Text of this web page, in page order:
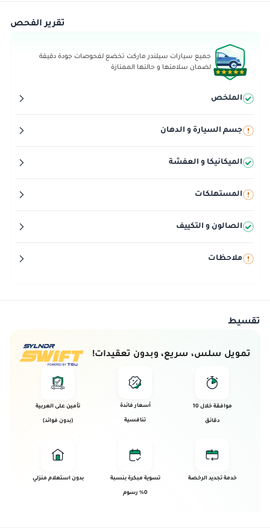
تقرير الفحص
جميع سيارات سيلندر ماركت تخضع لفحوصات جودة دقيقة
لضمان سلامتها و حالتها الممتازة
الملخص
جسم السيارة و الدهان
الميكانيكا و العفشة
المستهلكات
الصالون و التكييف
ملاحظات
تقسيط
تمويل سلس، سريع، وبدون تعقيدات!
موافقة خلال 10
دقائق
أسعار فائدة
تنافسية
تأمين على العربية
(بدون فوائد)
خدمة تجديد الرخصة تسوية مبكرة بنسبة
0% رسوم
بدون استعلام منزلي